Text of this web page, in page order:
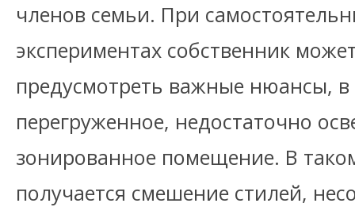
членов семьи. При
экспериментах собственник
предусмотреть важные нюансы, в
перегруженное, недостаточно
зонированное помещение. В
получается смешение стилей,